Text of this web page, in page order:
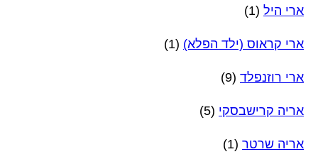
ארי היל (1)
ארי קראוס (ילד הפלא) (1)
ארי רוזנפלד (9)
אריה קרישבסקי (5)
אריה שרטר (1)